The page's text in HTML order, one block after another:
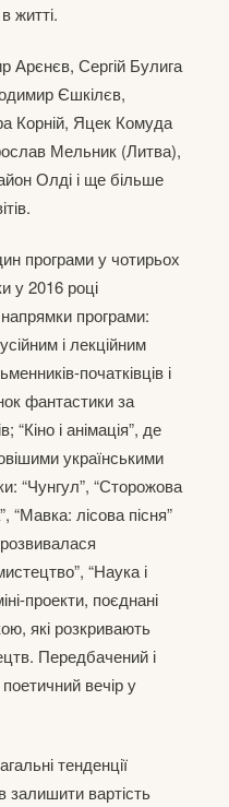
житті.
Арєнєв, Сергій Булига
Єшкілєв,
Корній, Яцек Комуда
Мельник (Литва),
Олді і ще більше
програми у чотирьох
у 2016 році
програми:
і лекційним
початківців і
фантастики за
“Кіно і анімація”, де
українськими
“Чунгул”, “Сторожова
“Мавка: лісова пісня”
“Наука і
проекти, поєднані
які розкривають
Передбачений і
вечір у
тенденції
залишити вартість